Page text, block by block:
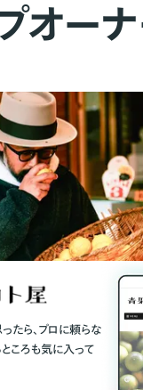
オー
たら、プロに頼らな
ころも気に入って